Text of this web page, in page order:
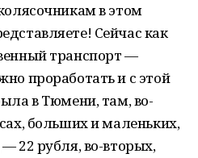
в этом
Сейчас как
транспорт —
проработать и с этой
в Тюмени, там, во-
больших и маленьких,
22 рубля, во-вторых,